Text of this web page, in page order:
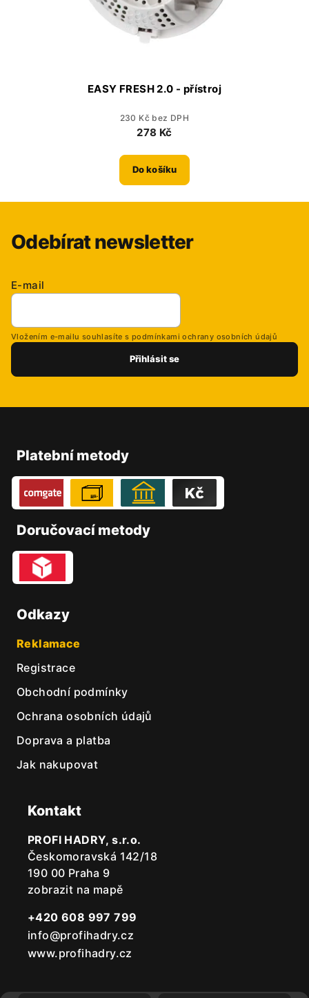
EASY FRESH 2.0 - přístroj
230 Kč bez DPH
278 Kč
Do košíku
Odebírat newsletter
E-mail
Vložením e-mailu souhlasíte s podmínkami ochrany osobních údajů
Přihlásit se
Platební metody
Doručovací metody
Odkazy
Reklamace
Registrace
Obchodní podmínky
Ochrana osobních údajů
Doprava a platba
Jak nakupovat
Kontakt
PROFI HADRY, s.r.o.
Českomoravská 142/18
190 00 Praha 9
zobrazit na mapě
+420 608 997 799
info@profihadry.cz
www.profihadry.cz